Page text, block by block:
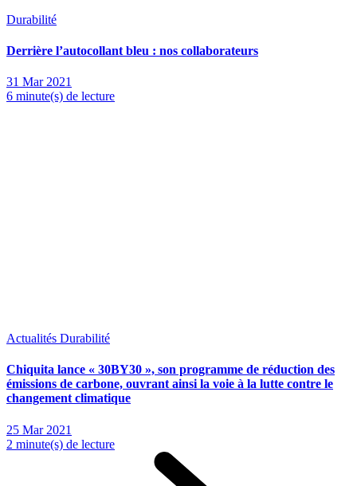
Durabilité
Derrière l’autocollant bleu : nos collaborateurs
31 Mar 2021
6 minute(s) de lecture
Actualités Durabilité
Chiquita lance « 30BY30 », son programme de réduction des
émissions de carbone, ouvrant ainsi la voie à la lutte contre le
changement climatique
25 Mar 2021
2 minute(s) de lecture